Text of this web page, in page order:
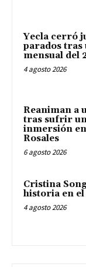
Yecla cerró
parados tras
mensual del
4 agosto 2026
Reaniman a
tras sufrir
inmersión
Rosales
6 agosto 2026
Cristina
historia en
4 agosto 2026